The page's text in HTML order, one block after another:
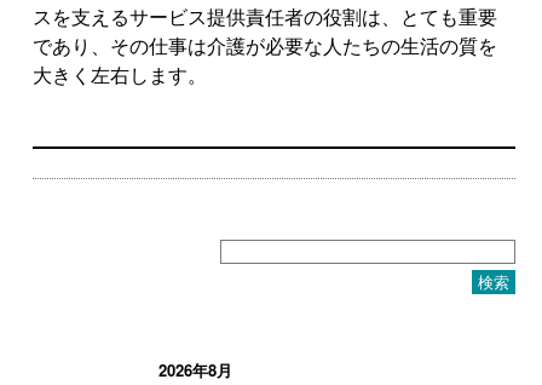
スを支えるサービス提供責任者の役割は、とても重要
であり、その仕事は介護が必要な人たちの生活の質を
大きく左右します。
2026年8月